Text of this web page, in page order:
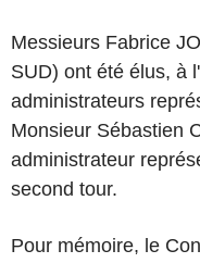
Messieurs Fabrice
SUD) ont été élus, à
administrateurs
Monsieur Sébastien
administrateur
second tour.
Pour mémoire, le